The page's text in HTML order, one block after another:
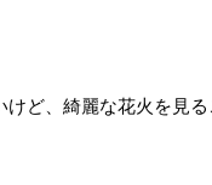
ど、綺麗な花火を見